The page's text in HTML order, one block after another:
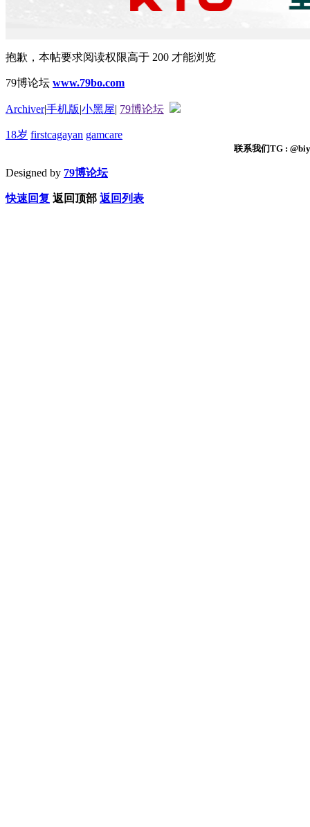
抱歉，本帖要求阅读权限高于 200 才能浏览
79博论坛 www.79bo.com
Archiver|手机版|小黑屋| 79博论坛
18岁 firstcagayan gamcare
联系我们TG :
Designed by 79博论坛
快速回复 返回顶部 返回列表